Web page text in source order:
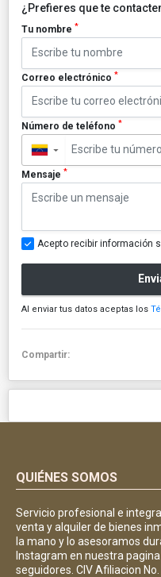
¿Prefieres que te
Tu nombre *
Correo electrónico *
Número de teléfono *
▼
Mensaje *
Acepto recibir información
Al enviar tus datos aceptas los
Compartir:
QUIÉNES SOMOS
Servicio profesional e
venta y alquiler de bienes
la mano y lo asesoramos
Instagram en nuestra
seguidores. CIV Afiliacion